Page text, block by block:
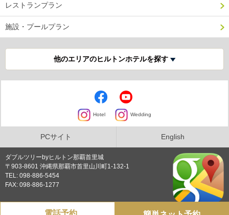
レストランプラン
施設・プールプラン
他のエリアのヒルトンホテルを探す
Hotel Wedding
PCサイト English
ダブルツリーbyヒルトン那覇首里城
〒903-8601 沖縄県那覇市首里山川町1-132-1
TEL: 098-886-5454
FAX: 098-886-1277
電話予約